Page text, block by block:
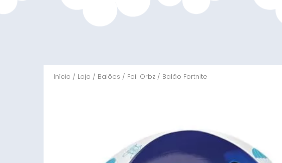
Início / Loja / Balões / Foil Orbz / Balão Fortnite